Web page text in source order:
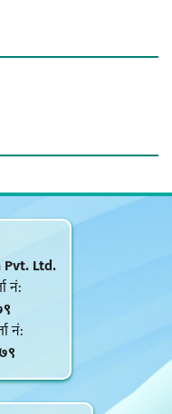
Pvt. Ltd.
नं‍:
नं‍: